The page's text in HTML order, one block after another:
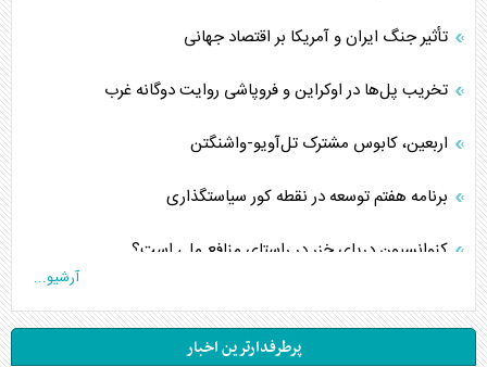
تأثیر جنگ ایران و آمریکا بر اقتصاد جهانی
تخریب پل‌ها در اوکراین و فروپاشی روایت دوگانه غرب
اربعین، کابوس مشترک تل‌آویو-واشنگتن
برنامه هفتم توسعه در نقطه کور سیاستگذاری
کنوانسیون دریای خزر در راستای منافع ملی است؟
اهمیت راهبردی اردن برای آمریکا
آرشیو...
پرطرفدارترین اخبار